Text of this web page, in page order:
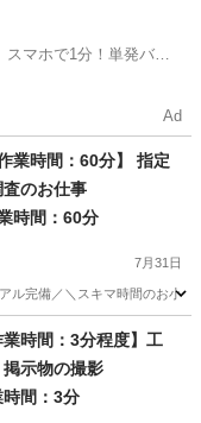
スマホで1分！単発バイ
Ad
業時間：60分】 指定
のお仕事
時間：60分
7月31日
ル完備／＼スキマ時間のお小
業時間：3分程度】工
示物の撮影
間：3分